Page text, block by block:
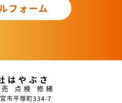
フォーム
はやぶさ
点検 修繕
市平塚町334-7